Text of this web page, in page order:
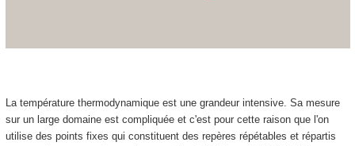
La température thermodynamique est une grandeur intensive. Sa mesure
sur un large domaine est compliquée et c'est pour cette raison que l'on
utilise des points fixes qui constituent des repères répétables et répartis